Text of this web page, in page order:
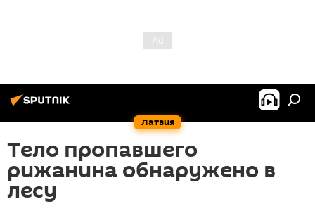
Латвия
Тело пропавшего
рижанина обнаружено в
лесу